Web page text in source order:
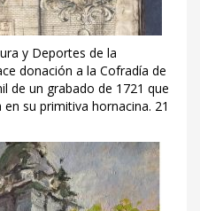
y Deportes de la
donación a la Cofradía de
de un grabado de 1721 que
su primitiva hornacina. 21